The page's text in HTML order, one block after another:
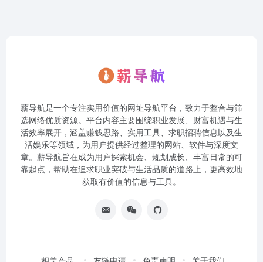
薪导航是一个专注实用价值的网址导航平台，致力于整合与筛
选网络优质资源。平台内容主要围绕职业发展、财富机遇与生
活效率展开，涵盖赚钱思路、实用工具、求职招聘信息以及生
活娱乐等领域，为用户提供经过整理的网站、软件与深度文
章。薪导航旨在成为用户探索机会、规划成长、丰富日常的可
靠起点，帮助在追求职业突破与生活品质的道路上，更高效地
获取有价值的信息与工具。